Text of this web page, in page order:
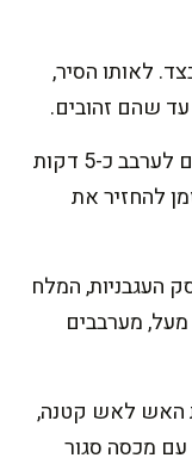
לאותו הסיר,
שהם זהובים.
מוסיפים את הגזר והסלרי וממשיכים לערבב כ-5 דקות
להחזיר את
העגבניות, המלח
מערבבים
האש לאש קטנה,
מכסה סגור